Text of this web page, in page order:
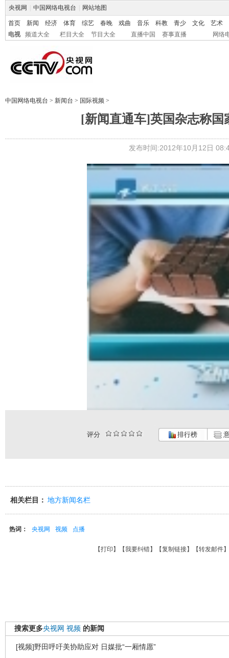
央视网 中国网络电视台 网站地图
首页 新闻 经济 体育 综艺 春晚 戏曲 音乐 科教 青少 文化
艺术
电视
频道大全 栏目大全 节目大全 直播中国 赛事直播 网络
中国网络电视台 > 新闻台 > 国际视频 >
[新闻直通车]英国杂志称
发布时间:2012年10月12日
评分 排行榜
相关栏目： 地方新闻名栏
热词： 央视网 视频 点播
【打印 】【我要纠错】【复制链接】【转发邮件
搜索更多央视网 视频 的新闻
[视频]野田呼吁美协助应对 日媒批“一厢情愿”